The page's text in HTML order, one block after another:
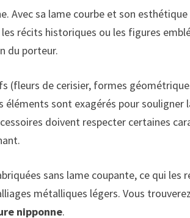
Avec sa lame courbe et son
récits historiques ou les figures
du porteur.
(fleurs de cerisier, formes
sont exagérés pour
doivent respecter certaines
sans lame coupante, ce qui les
métalliques légers. Vous
nipponne.